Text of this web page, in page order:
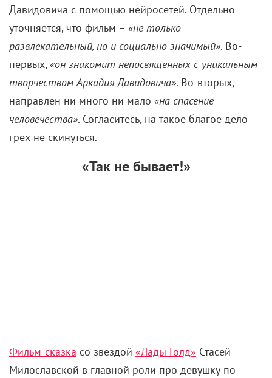
Давидовича с помощью нейросетей. Отдельно
уточняется, что фильм – «не только
развлекательный, но и социально значимый». Во-
первых, «он знакомит непосвященных с уникальным
творчеством Аркадия Давидовича». Во-вторых,
направлен ни много ни мало «на спасение
человечества». Согласитесь, на такое благое дело
грех не скинуться.
«Так не бывает!»
Фильм-сказка со звездой «Лады Голд» Стасей
Милославской в главной роли про девушку по